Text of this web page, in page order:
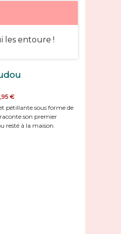
les entoure !
€
pétillante sous forme de
son premier
resté à la maison.